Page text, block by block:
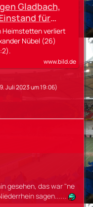
Gladbach,
für
Heimstetten verliert
Nübel (26)
www.bild.de
Juli 2023 um 19:06)
gesehen, das war "ne
sagen......